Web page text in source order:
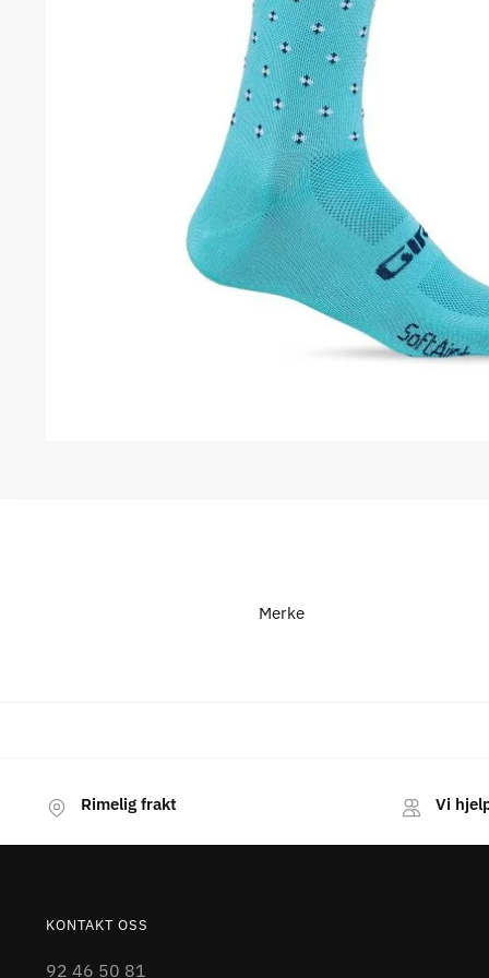
Merke
Rimelig frakt Vi
KONTAKT OSS
92 46 50 81